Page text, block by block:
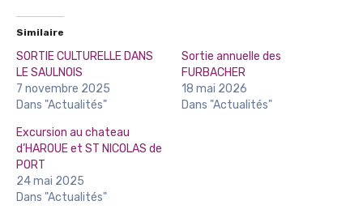
Similaire
SORTIE CULTURELLE DANS
LE SAULNOIS
7 novembre 2025
Dans "Actualités"
Sortie annuelle des
FURBACHER
18 mai 2026
Dans "Actualités"
Excursion au chateau
d’HAROUE et ST NICOLAS de
PORT
24 mai 2025
Dans "Actualités"